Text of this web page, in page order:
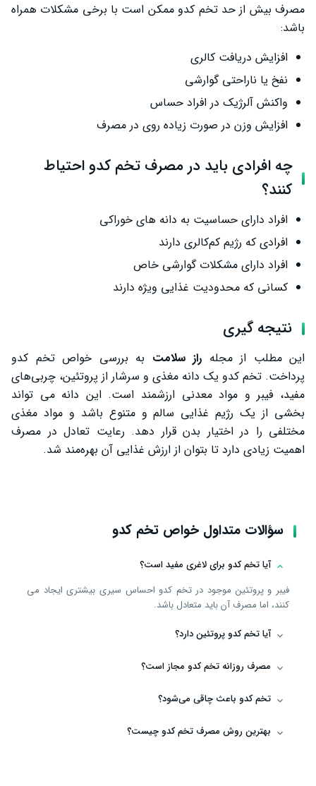
مصرف بیش از حد تخم کدو ممکن است با برخی مشکلات همراه
باشد:
افزایش دریافت کالری
نفخ یا ناراحتی گوارشی
واکنش آلرژیک در افراد حساس
افزایش وزن در صورت زیاده ‌روی در مصرف
چه افرادی باید در مصرف تخم کدو احتیاط
کنند؟
افراد دارای حساسیت به دانه ‌های خوراکی
افرادی که رژیم کم‌کالری دارند
افراد دارای مشکلات گوارشی خاص
کسانی که محدودیت غذایی ویژه دارند
نتیجه گیری
این مطلب از مجله راز سلامت به بررسی خواص تخم کدو
پرداخت. تخم کدو یک دانه مغذی و سرشار از پروتئین، چربی‌های
مفید، فیبر و مواد معدنی ارزشمند است. این دانه می ‌تواند
بخشی از یک رژیم غذایی سالم و متنوع باشد و مواد مغذی
مختلفی را در اختیار بدن قرار دهد. رعایت تعادل در مصرف
اهمیت زیادی دارد تا بتوان از ارزش غذایی آن بهره‌مند شد.
سؤالات متداول خواص تخم کدو
آیا تخم کدو برای لاغری مفید است؟
فیبر و پروتئین موجود در تخم کدو احساس سیری بیشتری ایجاد می
‌کنند، اما مصرف آن باید متعادل باشد.
آیا تخم کدو پروتئین دارد؟
مصرف روزانه تخم کدو مجاز است؟
تخم کدو باعث چاقی می‌شود؟
بهترین روش مصرف تخم کدو چیست؟